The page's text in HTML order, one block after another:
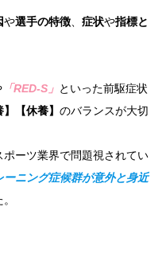
や選手の特徴 症状や指標と
「RED-S」 といった前駆症状
【休養】 のバランスが大切
ーツ業界で問題視されてい
ーニング症候群が意外と身近